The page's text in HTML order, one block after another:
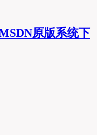
原版系统下